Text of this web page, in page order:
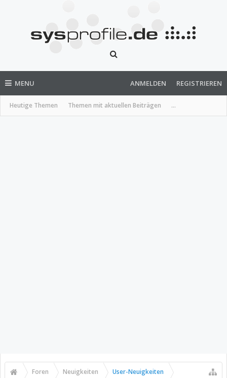
MENU
Heutige Themen Themen mit aktuellen Beiträgen ...
ANMELDEN REGISTRIEREN
Foren Neuigkeiten User-Neuigkeiten